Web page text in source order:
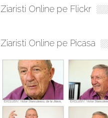
Ziaristi Online pe Flickr
Ziaristi Online pe Picasa